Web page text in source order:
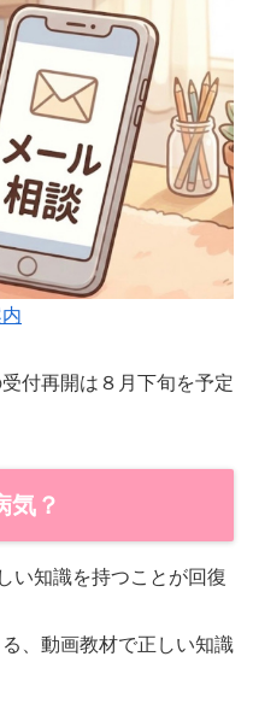
付再開は８月下旬を予定
気？
い知識を持つことが回復
、動画教材で正しい知識